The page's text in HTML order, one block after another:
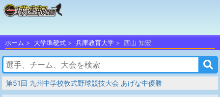
ホーム 大学準硬式 兵庫教育大学 西山 知宏
第51回 九州中学校軟式野球競技大会 あげな中優勝